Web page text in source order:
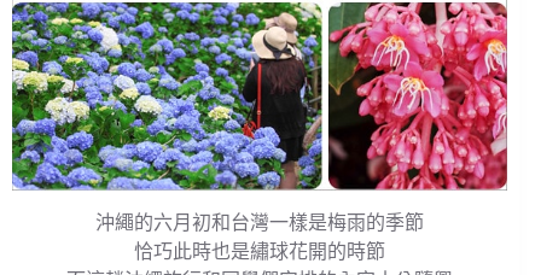
沖繩的六月初和台灣一樣是梅雨的季節
恰巧此時也是繡球花開的時節